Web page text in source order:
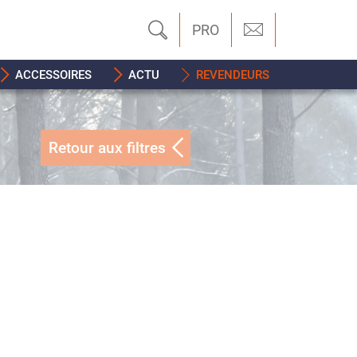
PRO
ACCESSOIRES ACTU REVENDEURS
Retour aux filtres